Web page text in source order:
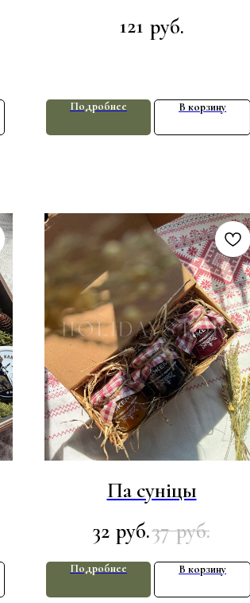
121 руб.
Подробнее В корзину
Па суніцы
32 руб.37 руб.
Подробнее В корзину